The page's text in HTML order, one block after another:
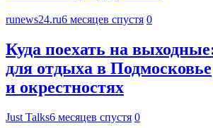
runews24.ru6 месяцев спустя 0
Куда поехать на
для отдыха в Подмосковье
и окрестностях
Just Talks6 месяцев спустя 0